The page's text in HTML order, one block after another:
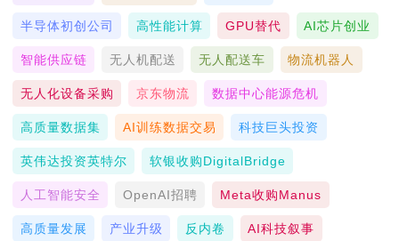
半导体初创公司 高性能计算 GPU替代 AI芯片创业
智能供应链 无人机配送 无人配送车 物流机器人
无人化设备采购 京东物流 数据中心能源危机
高质量数据集 AI训练数据交易 科技巨头投资
英伟达投资英特尔 软银收购DigitalBridge
人工智能安全 OpenAI招聘 Meta收购Manus
高质量发展 产业升级 反内卷 AI科技叙事